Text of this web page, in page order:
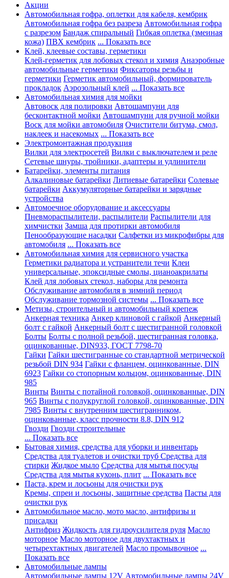
Акции
Автомобильная гофра, оплетки для кабеля, кембрик
Автомобильная гофра без разреза Автомобильная гофра
с разрезом Бандаж спиральный Гибкая оплетка (змеиная
кожа) ПВХ кембрик ... Показать все
Клей, клеевые составы, герметики
Клей-герметик для лобовых стекол и химия Анаэробные
автомобильные герметики Фиксаторы резьбы и
герметики Герметик автомобильный, формирователь
прокладок Аэрозольный клей ... Показать все
Автомобильная химия для мойки
Автовоск для полировки Автошампуни для
бесконтактной мойки Автошампуни для ручной мойки
Воск для мойки автомобиля Очистители битума, смол,
наклеек и насекомых ... Показать все
Электромонтажная продукция
Вилки для электросетей Вилки с выключателем и реле
Сетевые шнуры, тройники, адаптеры и удлинители
Батарейки, элементы питания
Алкалиновые батарейки Литиевые батарейки Солевые
батарейки Аккумуляторные батарейки и зарядные
устройства
Автомоечное оборудование и аксессуары
Пневмораспылители, распылители Распылители для
химчистки Замша для протирки автомобиля
Пенообразующие насадки Салфетки из микрофибры для
автомобиля ... Показать все
Автомобильная химия для сервисного участка
Герметики радиатора и устранители течи Клеи
универсальные, эпоксидные смолы, цианоакрилаты
Клей для лобовых стекол, наборы для ремонта
Обслуживание автомобиля в зимний период
Обслуживание тормозной системы ... Показать все
Метизы, строительный и автомобильный крепеж
Анкерная техника Анкер клиновой с гайкой Анкерный
болт с гайкой Анкерный болт с шестигранной головкой
Болты Болты с полной резьбой, шестигранная головка,
оцинкованные, DIN933, ГОСТ 7798-70
Гайки Гайки шестигранные со стандартной метрической
резьбой DIN 934 Гайки с фланцем, оцинкованные, DIN
6923 Гайки со стопорным кольцом, оцинкованные, DIN
985
Винты Винты с потайной головкой, оцинкованные, DIN
965 Винты с полукруглой головкой, оцинкованные, DIN
7985 Винты с внутренним шестигранником,
оцинкованные, класс прочности 8.8, DIN 912
Гвозди Гвозди строительные
... Показать все
Бытовая химия, средства для уборки и инвентарь
Средства для туалетов и очистки труб Средства для
стирки Жидкое мыло Средства для мытья посуды
Средства для мытья кухонь, плит ... Показать все
Паста, крем и лосьоны для очистки рук
Кремы, спреи и лосьоны, защитные средства Пасты для
очистки рук
Автомобильное масло, мото масло, антифризы и
присадки
Антифриз Жидкость для гидроусилителя руля Масло
моторное Масло моторное для двухтактных и
четырехтактных двигателей Масло промывочное ...
Показать все
Автомобильные лампы
Автомобильные лампы 12V Автомобильные лампы 24V